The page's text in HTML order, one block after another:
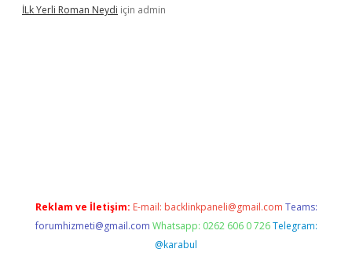
İLk Yerli Roman Neydi için admin
Reklam ve İletişim: E-mail: backlinkpaneli@gmail.com Teams:
forumhizmeti@gmail.com Whatsapp: 0262 606 0 726 Telegram:
@karabul